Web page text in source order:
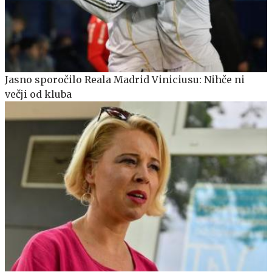
Jasno sporočilo Reala Madrid Viniciusu: Nihče ni
večji od kluba